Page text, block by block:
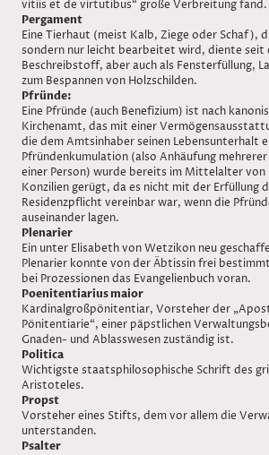
vitiis et de virtutibus“ große Verbreitung fand.
Pergament
Eine Tierhaut (meist Kalb, Ziege oder Schaf),
sondern nur leicht bearbeitet wird, diente seit
Beschreibstoff, aber auch als Fensterfüllung,
zum Bespannen von Holzschilden.
Pfründe:
Eine Pfründe (auch Benefizium) ist nach
Kirchenamt, das mit einer
die dem Amtsinhaber seinen Lebensunterhalt
Pfründenkumulation (also Anhäufung
einer Person) wurde bereits im Mittelalter von
Konzilien gerügt, da es nicht mit der Erfüllung
Residenzpflicht vereinbar war, wenn die
auseinander lagen.
Plenarier
Ein unter Elisabeth von Wetzikon neu
Plenarier konnte von der Äbtissin frei
bei Prozessionen das Evangelienbuch voran.
Poenitentiarius maior
Kardinalgroßpönitentiar, Vorsteher der
Pönitentiarie“, einer päpstlichen
Gnaden- und Ablasswesen zuständig ist.
Politica
Wichtigste staatsphilosophische Schrift des
Aristoteles.
Propst
Vorsteher eines Stifts, dem vor allem die
unterstanden.
Psalter